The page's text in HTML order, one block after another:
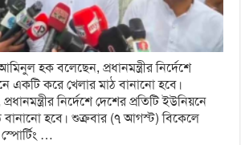
হক বলেছেন, প্রধানমন্ত্রীর নির্দেশে
একটি করে খেলার মাঠ বানানো হবে।
নির্দেশে দেশের প্রতিটি ইউনিয়নে
বানানো হবে। শুক্রবার (৭ আগস্ট) বিকেলে
স্পোর্টিং …